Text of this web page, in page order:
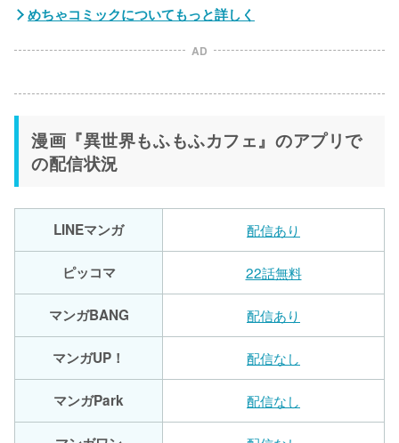
めちゃコミックについてもっと詳しく
AD
漫画『異世界もふもふカフェ』のアプリで
の配信状況
LINEマンガ 配信あり
ピッコマ 22話無料
マンガBANG 配信あり
マンガUP！ 配信なし
マンガPark 配信なし